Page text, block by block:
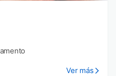
Ver más